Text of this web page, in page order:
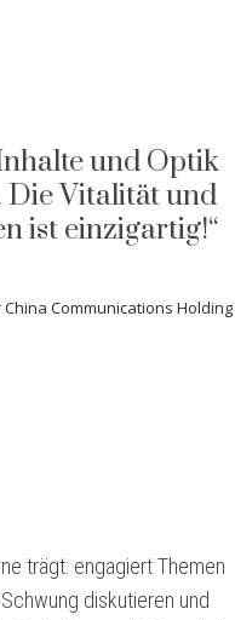
und Optik
Die Vitalität und
ist einzigartig!“
Communications Holding
trägt: engagiert Themen
diskutieren und